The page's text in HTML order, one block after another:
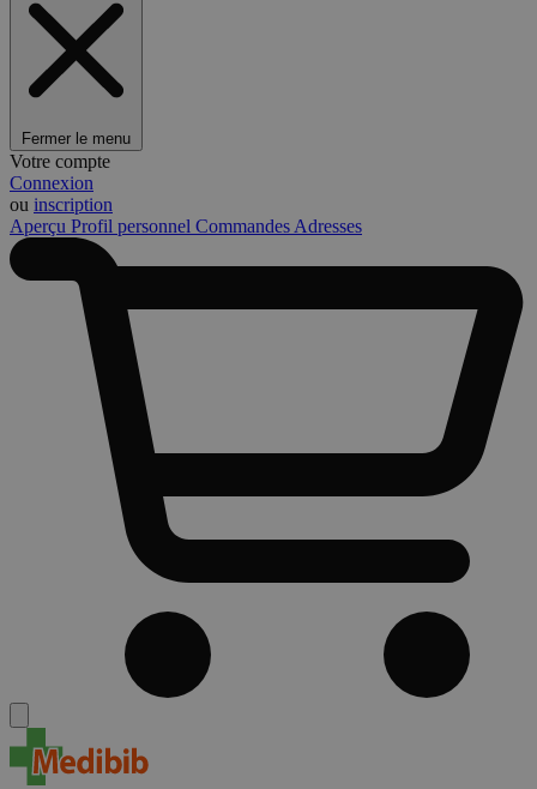
Fermer le menu
Votre compte
Connexion
ou inscription
Aperçu Profil personnel Commandes Adresses